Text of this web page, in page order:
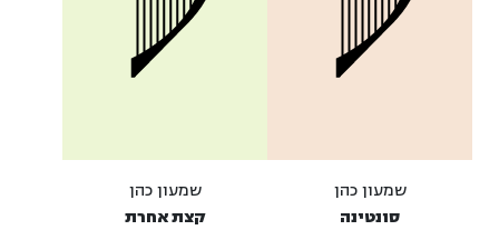
שמעון כהן
סונטינה
שמעון כהן
קצת אחרת